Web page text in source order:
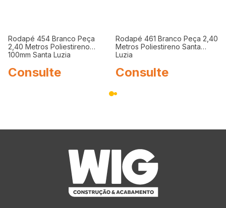
Rodapé 454 Branco Peça
2,40 Metros Poliestireno
100mm Santa Luzia
Rodapé 461 Branco Peça 2,40
Metros Poliestireno Santa
Luzia